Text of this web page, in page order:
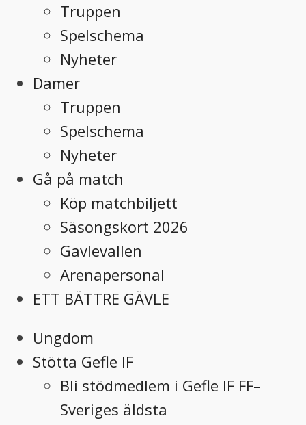
Truppen
Spelschema
Nyheter
Damer
Truppen
Spelschema
Nyheter
Gå på match
Köp matchbiljett
Säsongskort 2026
Gavlevallen
Arenapersonal
ETT BÄTTRE GÄVLE
Ungdom
Stötta Gefle IF
Bli stödmedlem i Gefle IF FF–
Sveriges äldsta